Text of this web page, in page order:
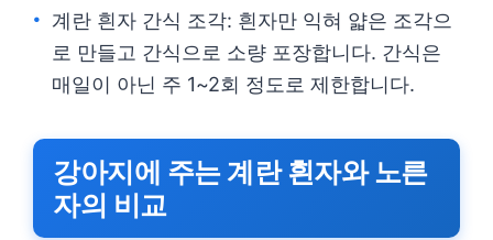
계란 흰자 간식 조각: 흰자만 익혀 얇은 조각으
로 만들고 간식으로 소량 포장합니다. 간식은
매일이 아닌 주 1~2회 정도로 제한합니다.
강아지에 주는 계란 흰자와 노른
자의 비교